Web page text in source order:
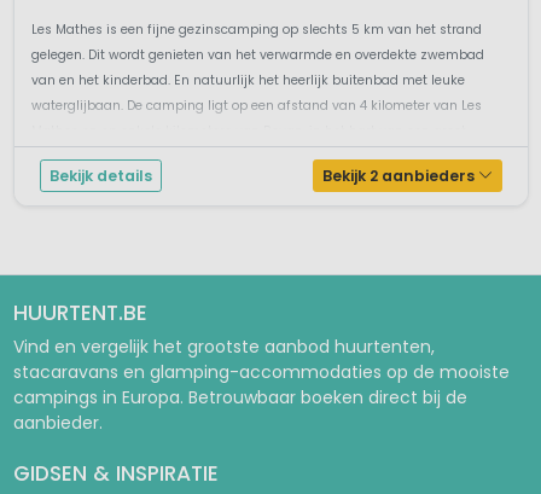
Les Mathes is een fijne gezinscamping op slechts 5 km van het strand
gelegen. Dit wordt genieten van het verwarmde en overdekte zwembad
van en het kinderbad. En natuurlijk het heerlijk buitenbad met leuke
waterglijbaan. De camping ligt op een afstand van 4 kilometer van Les
bosgeb...
Bekijk details Bekijk 2 aanbieders
HUURTENT.BE
Vind en vergelijk het grootste aanbod huurtenten,
stacaravans en glamping-accommodaties op de mooiste
campings in Europa. Betrouwbaar boeken direct bij de
aanbieder.
GIDSEN & INSPIRATIE